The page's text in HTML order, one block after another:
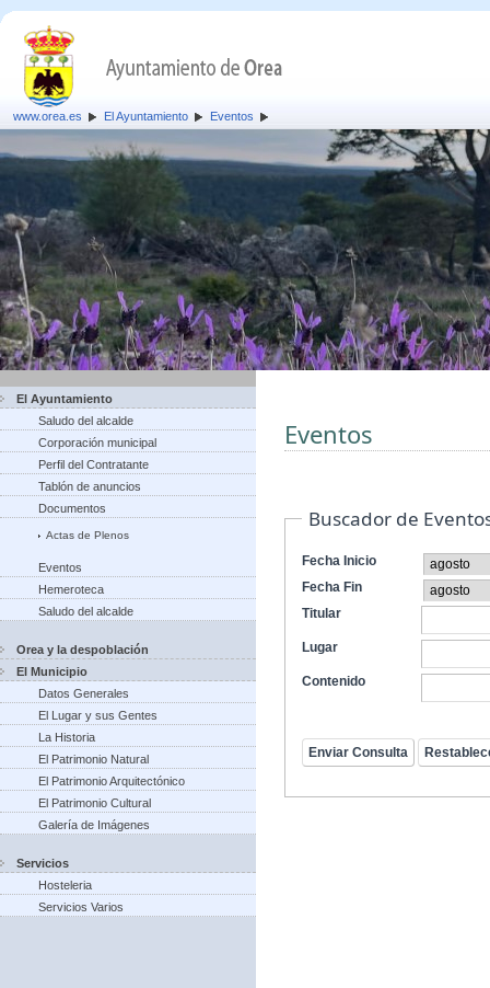
www.orea.es El Ayuntamiento Eventos
El Ayuntamiento
Saludo del alcalde
Corporación municipal
Perfil del Contratante
Tablón de anuncios
Documentos
Actas de Plenos
Eventos
Hemeroteca
Saludo del alcalde
Orea y la despoblación
El Municipio
Datos Generales
El Lugar y sus Gentes
La Historia
El Patrimonio Natural
El Patrimonio Arquitectónico
El Patrimonio Cultural
Galería de Imágenes
Servicios
Hosteleria
Servicios Varios
Eventos
Buscador de
Fecha Inicio
Fecha Fin
Titular
Lugar
Contenido